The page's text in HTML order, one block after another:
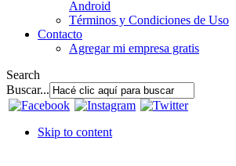
Android
Términos y Condiciones de Uso
Contacto
Agregar mi empresa gratis
Search
Buscar...
Skip to content